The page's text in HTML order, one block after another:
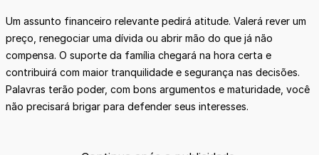
Um assunto financeiro relevante pedirá atitude. Valerá rever um
preço, renegociar uma dívida ou abrir mão do que já não
compensa. O suporte da família chegará na hora certa e
contribuirá com maior tranquilidade e segurança nas decisões.
Palavras terão poder, com bons argumentos e maturidade, você
não precisará brigar para defender seus interesses.